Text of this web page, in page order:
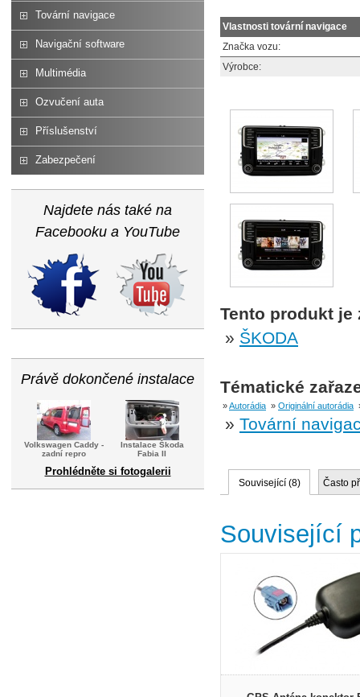
Tovární navigace
Navigační software
Multimédia
Ozvučení auta
Příslušenství
Zabezpečení
Najdete nás také na
Facebooku a YouTube
Právě dokončené instalace
Volkswagen Caddy -
zadní repro
Instalace Škoda
Fabia II
Prohlédněte si fotogalerii
Vlastnosti tovární navigace
Značka vozu:
Výrobce:
Tento produkt je
» ŠKODA
Tématické
»Autorádia » Originální autorádia
» Tovární
Související (8) Často
Související